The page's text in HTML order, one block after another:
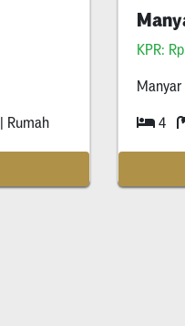
| Rumah
KPR:
Manyar
4